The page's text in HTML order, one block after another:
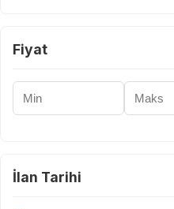
Fiyat
Minimum Fiyat
Maksimum Fiyat
İlan Tarihi